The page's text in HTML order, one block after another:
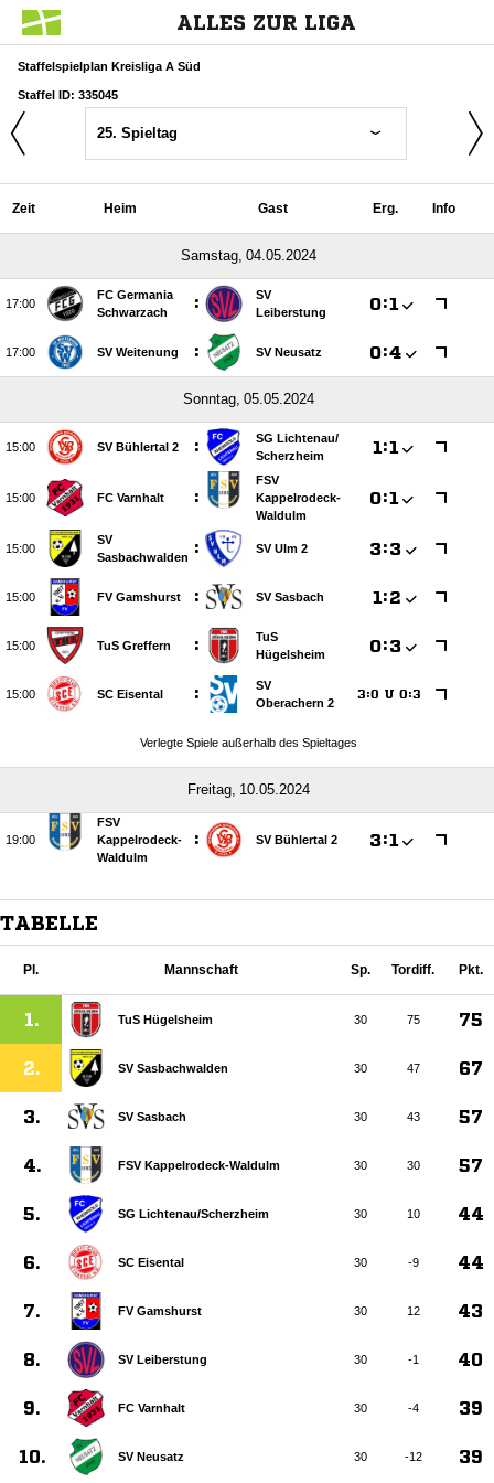
ALLES ZUR LIGA
Staffelspielplan Kreisliga A Süd
Staffel ID: 335045
25. Spieltag
Zeit Heim Gast Erg. Info
 

FC Germania
Schwarzach
:
SV
Leiberstung
:
 SV Weitenung : SV Neusatz :
 
 SV Bühlertal 2 :
SG Lichtenau/​
Scherzheim
 :
 FC Varnhalt :
FSV
Kappelrodeck-
Waldulm
:

SV
Sasbachwalden : SV Ulm 2 :
 FV Gamshurst : SV Sasbach  :
 TuS Greffern :
TuS
Hügelsheim
:
 SC Eisental :
SV
Oberachern 2
: U :
Verlegte Spiele außerhalb des Spieltages
 

FSV
Kappelrodeck-
Waldulm
: SV Bühlertal 2 :
TABELLE
Pl. Mannschaft Sp. Tordiff. Pkt.
1. TuS Hügelsheim 30 75 75
2. SV Sasbachwalden 30 47 67
3. SV Sasbach 30 43 57
4. FSV Kappelrodeck-Waldulm 30 30 57
5. SG Lichtenau/​Scherzheim 30 10 44
6. SC Eisental 30 -9 44
7. FV Gamshurst 30 12 43
8. SV Leiberstung 30 -1 40
9. FC Varnhalt 30 -4 39
10. SV Neusatz 30 -12 39